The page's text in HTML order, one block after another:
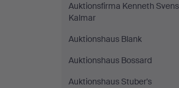
Auktionsfirma Kenneth
Kalmar
Auktionshaus Blank
Auktionshaus Bossard
Auktionshaus Stuber's